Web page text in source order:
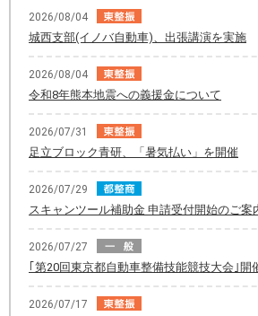
2026/08/04
城西支部(イノバ自動車)、出張講演を実施
2026/08/04
令和8年熊本地震への義援金について
2026/07/31
足立ブロック青研、「暑気払い」を開催
2026/07/29
スキャンツール補助金 申請受付開始のご案
2026/07/27
｢第20回東京都自動車整備技能競技大会｣開
2026/07/17